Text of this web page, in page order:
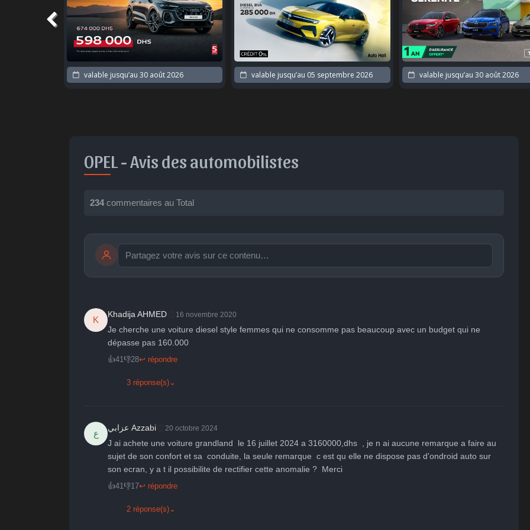
valable jusqu’au 30 août 2026 valable jusqu’au 05 septembre 2026 valable jusqu’au 30 août 2026
OPEL -Avis des automobilistes
234commentaires au Total
🤩
Parfait
👏
Bravo
😄
Réjoui Enervé Effrayé
publication immédiate Publier
K
Khadija AHMED 16 novembre 2020
Je cherche une voiture diesel style femmes qui ne consomme pas beaucoup avec un budget qui ne
dépasse pas 160.000
👍41 👎28↩ répondre
3 réponse(s) ⌄
ع
عزابي Azzabi 20 octobre 2024
J ai achete une voiture grandland  le 16 juillet 2024 a 3160000,dhs  , je n ai aucune remarque a faire au
sujet de son confort et sa  conduite, la seule remarque  c est qu elle ne dispose pas d'ondroid auto sur
son ecran, y a t il possibilite de rectifier cette anomalie ?  Merci
👍41 👎17↩ répondre
2 réponse(s) ⌄